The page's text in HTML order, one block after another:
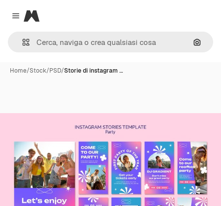
Close menu
Magnific
Cerca
Home/Stock/PSD/Storie di instagram …